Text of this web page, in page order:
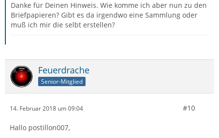
Danke für Deinen Hinweis. Wie komme ich aber nun zu den
Briefpapieren? Gibt es da irgendwo eine Sammlung oder
muß ich mir die selbt erstellen?
Feuerdrache
Senior-Mitglied
14. Februar 2018 um 09:04 #10
Hallo postillon007,